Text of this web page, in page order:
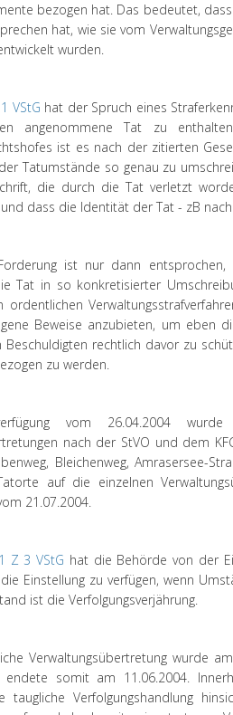
bezogen hat. Das bedeutet,
hat, wie sie vom
wurden.
VStG hat der Spruch eines
angenommene Tat zu
ist es nach der zitierten
Tatumstände so genau zu
die durch die Tat verletzt
dass die Identität der Tat - zB
ist nur dann
Tat in so konkretisierter
Beweise anzubieten, um eben
Beschuldigten rechtlich davor zu
zu werden.
vom 26.04.2004
nach der StVO und dem
Bleichenweg, Amrasersee-
auf die einzelnen
21.07.2004.
Z 3 VStG hat die Behörde von der
Einstellung zu verfügen, wenn
ist die Verfolgungsverjährung.
Verwaltungsübertretung wurde
endete somit am 11.06.2004.
taugliche Verfolgungshandlung